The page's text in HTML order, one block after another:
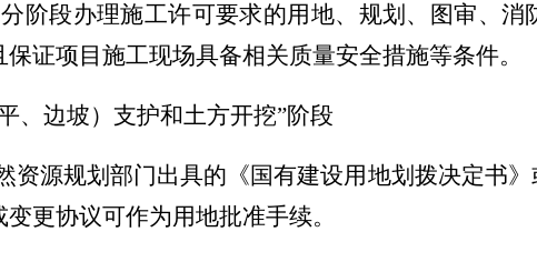
阶段办理施工许可要求的用地、规划、图审、消
保证项目施工现场具备相关质量安全措施等条件。
、边坡）支护和土方开挖”阶段
资源规划部门出具的《国有建设用地划拨决定书
更协议可作为用地批准手续。